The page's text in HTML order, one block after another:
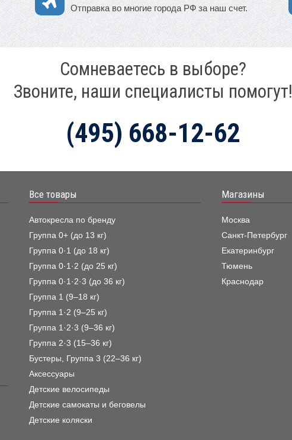
Отправка во многие города РФ за наш счет.
Сомневаетесь в выборе?
Звоните, наши специалисты помогут!
(495) 668-12-62
Все товары
Автокресла по бренду
Группа 0+ (до 13 кг)
Группа 0·1 (до 18 кг)
Группа 0·1·2 (до 25 кг)
Группа 0·1·2·3 (до 36 кг)
Группа 1 (9–18 кг)
Группа 1·2 (9–25 кг)
Группа 1·2·3 (9–36 кг)
Группа 2·3 (15–36 кг)
Бустеры, Группа 3 (22–36 кг)
Аксессуары
Детские велосипеды
Детские самокаты и беговелы
Детские коляски
Магазины
Москва
Санкт-Петербург
Екатеринбург
Тюмень
Краснодар